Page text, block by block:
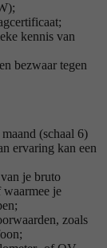
kennis van
bezwaar tegen
(schaal 6)
ervaring kan een
je bruto
waarmee je
zoals